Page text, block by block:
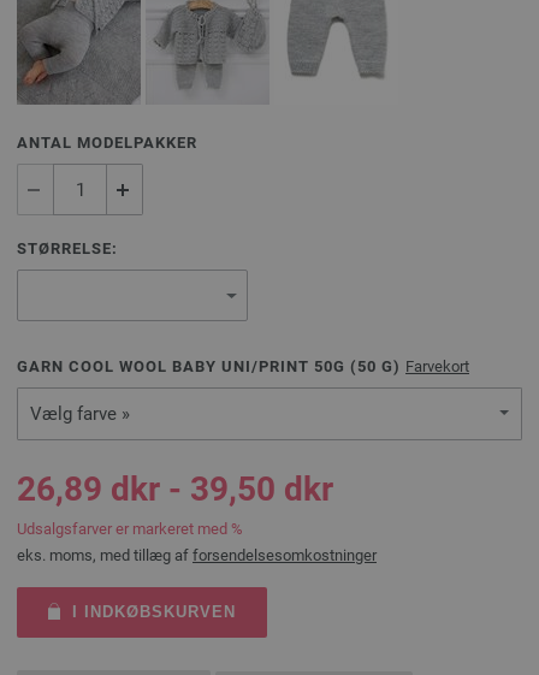
ANTAL MODELPAKKER
STØRRELSE:
GARN COOL WOOL BABY UNI/PRINT 50G ( 50 G) Farvekort
Vælg farve »
26,89 dkr - 39,50 dkr
Udsalgsfarver er markeret med %
eks. moms, med tillæg af forsendelsesomkostninger
I INDKØBSKURVEN